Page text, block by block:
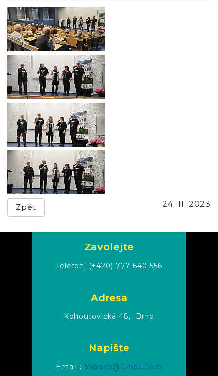
Zpět 24. 11. 2023
Zavolejte
Telefon: (+420) 777 640 556
Adresa
Kohoutovická 48, Brno
Napište
Email : Vabdna@gmail.com